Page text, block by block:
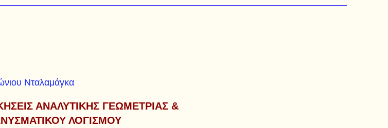
Νταλαμάγκα
ΑΝΑΛΥΤΙΚΗΣ ΓΕΩΜΕΤΡΙΑΣ &
ΛΟΓΙΣΜΟΥ